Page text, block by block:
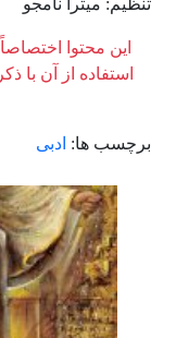
تنظیم: میترا نامجو
این محتوا
استفاده از آن با
برچسب ها: ادبی